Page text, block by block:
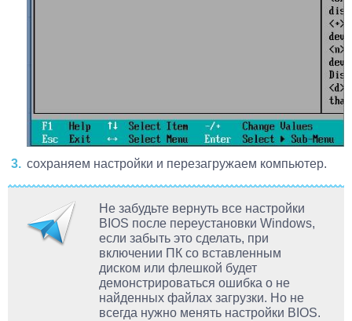
сохраняем настройки и перезагружаем компьютер.
Не забудьте вернуть все настройки
BIOS после переустановки Windows,
если забыть это сделать, при
включении ПК со вставленным
диском или флешкой будет
демонстрироваться ошибка о не
найденных файлах загрузки. Но не
всегда нужно менять настройки BIOS.